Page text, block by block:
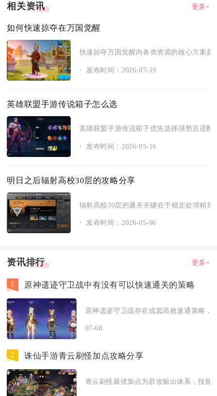
相关资讯 更多+
如何快速掠夺在万国觉醒
快速掠夺万国觉醒内各类资源的核心方案
发布时间：2026-07-19
英雄联盟手游传说箱子怎么选
英雄联盟手游传说箱子优先选择强势且适
发布时间：2026-05-16
明日之后辐射高校30层的攻略分享
辐射高校30层的通关关键在于稳定处理精
发布时间：2026-05-06
资讯排行 更多+
1 原神遗迹守卫战中有没有可以快速通关的策略
原神遗迹守卫战存在成套高效速通策略，
07-08
2 诛仙手游青云刷怪加点攻略分享
青云刷怪最优加点为群攻输出体系，技能